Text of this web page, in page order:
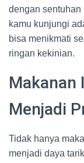
dengan sentuhan
kamu kunjungi
bisa menikmati
ringan kekinian.
Makanan
Menjadi
Tidak hanya
menjadi daya